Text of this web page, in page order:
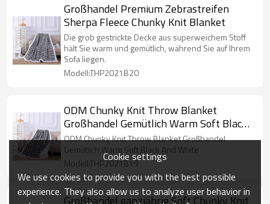
Großhandel Premium Zebrastreifen
Sherpa Fleece Chunky Knit Blanket
Die grob gestrickte Decke aus superweichem Stoff
hält Sie warm und gemütlich, während Sie auf Ihrem
Sofa liegen.
Modell:THP2021B20
ODM Chunky Knit Throw Blanket
Großhandel Gemütlich Warm Soft Black
And White
ODM Chunky Knit Throw Blanket Großhandel
Gemütlich Warm Soft Black And White
Modell:THP2021B19
Großhandel ganzjährig Soft Chunky Knit
Cookie settings
We use cookies to provide you with the best possible
experience. They also allow us to analyze user behavior in